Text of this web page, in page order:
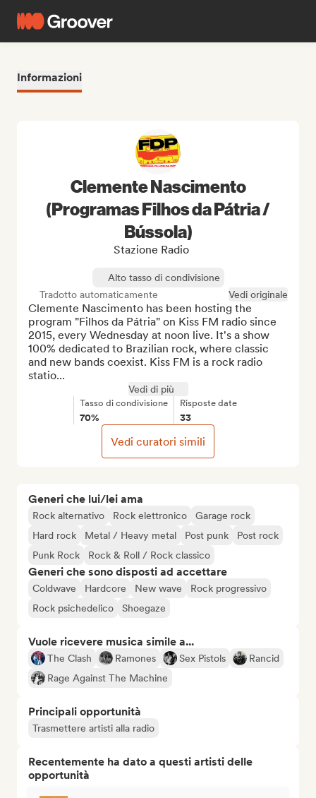
Informazioni
Generi che lui/lei ama
Rock alternativo Rock elettronico
Garage rock
Hard rock
Metal / Heavy metal Post punk
Post rock
Punk Rock
Rock & Roll / Rock classico
Generi che sono disposti ad accettare
Coldwave Hardcore New wave
Rock progressivo
Rock psichedelico
Shoegaze
Vuole ricevere musica simile a...
The Clash Ramones Sex Pistols
Rancid
Rage Against The Machine
Principali opportunità
Trasmettere artisti alla radio
Recentemente ha dato a questi artisti delle
opportunità
Clemente Nascimento
(Programas Filhos da Pátria /
Bússola)
Stazione Radio
Alto tasso di condivisione
Tradotto automaticamente
Vedi originale
Clemente Nascimento has been hosting the
program "Filhos da Pátria" on Kiss FM radio since
2015, every Wednesday at noon live. It's a show
100% dedicated to Brazilian rock, where classic
and new bands coexist. Kiss FM is a rock radio
statio...
Vedi di più
Tasso di condivisione
70%
Risposte date
33
Vedi curatori simili